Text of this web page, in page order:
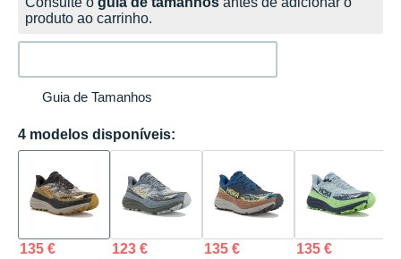
produto ao carrinho.
Guia de Tamanhos
4 modelos disponíveis:
135 € 123 € 135 € 135 €